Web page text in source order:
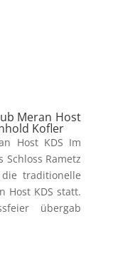
Meran Host
Kofler
Host KDS Im
Rametz
traditionelle
Host KDS statt.
übergab